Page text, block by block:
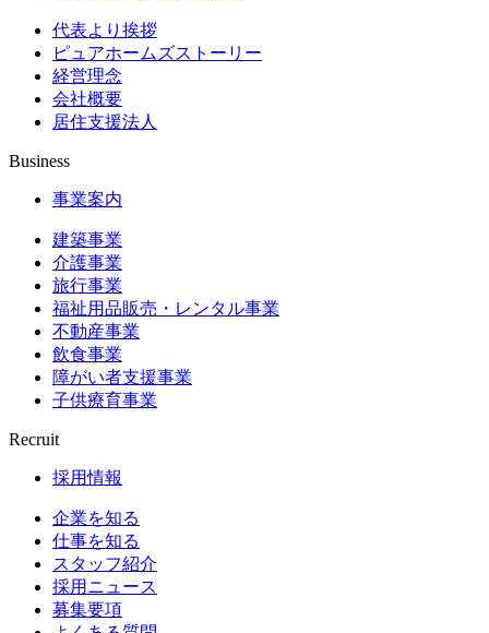
代表より挨拶
ピュアホームズストーリー
経営理念
会社概要
居住支援法人
Business
事業案内
建築事業
介護事業
旅行事業
福祉用品販売・レンタル事業
不動産事業
飲食事業
障がい者支援事業
子供療育事業
Recruit
採用情報
企業を知る
仕事を知る
スタッフ紹介
採用ニュース
募集要項